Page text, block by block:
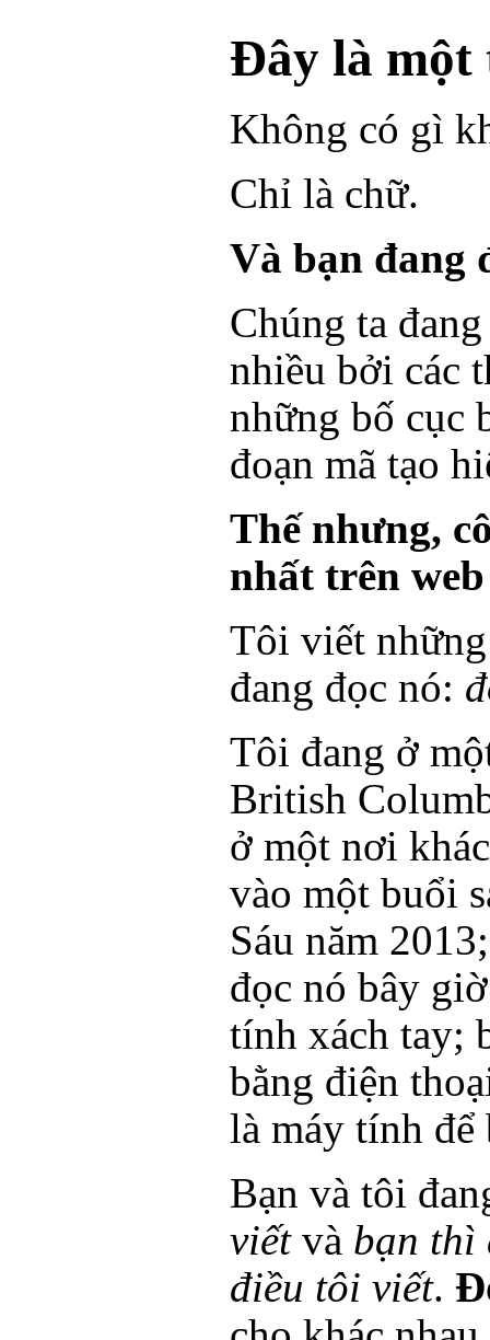
Đây là một
Không có gì
Chỉ là chữ.
Và bạn đang
Chúng ta
nhiều bởi các
những bố cục
đoạn mã tạo
Thế nhưng,
nhất trên
Tôi viết
đang đọc nó:
Tôi đang ở
British
ở một nơi
vào một buổi
Sáu năm
đọc nó bây
tính xách tay;
bằng điện
là máy tính để
Bạn và tôi
viếtvà bạn thì
điều tôi viết.